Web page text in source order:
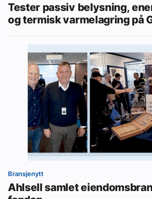
Tester passiv belysning,
og termisk varmelagring på
Bransjenytt
Ahlsell samlet